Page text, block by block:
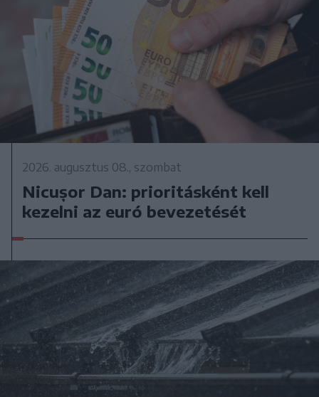
2026. augusztus 08., szombat
Nicușor Dan: prioritásként kell
kezelni az euró bevezetését